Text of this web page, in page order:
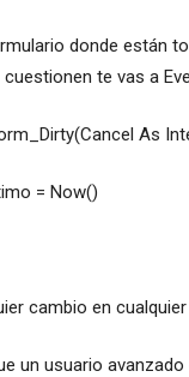
donde están
te vas a
As
= Now()
cambio en
un usuario